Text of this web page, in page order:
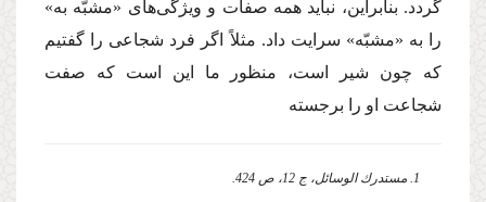
گردد. بنابراین، نباید همه صفات و ویژگى‌هاى «مشبّه به»
را به «مشبّه» سرایت داد. مثلاً اگر فرد شجاعى را گفتیم
كه چون شیر است، منظور ما این است كه صفت
شجاعت او را برجسته
1. مستدرك الوسائل، ج 12، ص 424.